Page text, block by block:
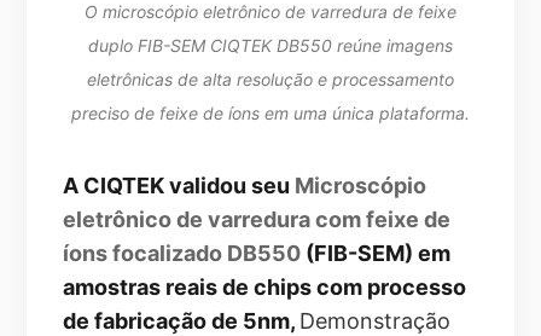
O microscópio eletrônico de varredura de feixe
duplo FIB-SEM CIQTEK DB550 reúne imagens
eletrônicas de alta resolução e processamento
preciso de feixe de íons em uma única plataforma.
A CIQTEK validou seu Microscópio
eletrônico de varredura com feixe de
íons focalizado DB550 (FIB-SEM) em
amostras reais de chips com processo
de fabricação de 5nm, Demonstração